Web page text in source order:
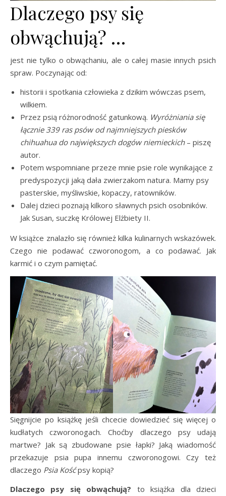
Dlaczego psy się
obwąchują? …
jest nie tylko o obwąchaniu, ale o całej masie innych psich
spraw. Poczynając od:
historii i spotkania człowieka z dzikim wówczas psem,
wilkiem.
Przez psią różnorodność gatunkową. Wyróżniania się
łącznie 339 ras psów od najmniejszych piesków
chihuahua do największych dogów niemieckich– piszę
autor.
Potem wspomniane przeze mnie psie role wynikające z
predyspozycji jaką dała zwierzakom natura. Mamy psy
pasterskie, myśliwskie, kopaczy, ratowników.
Dalej dzieci poznają kilkoro sławnych psich osobników.
Jak Susan, suczkę Królowej Elżbiety II.
W książce znalazło się również kilka kulinarnych wskazówek.
Czego nie podawać czworonogom, a co podawać. Jak
karmić i o czym pamiętać.
Sięgnijcie po książkę jeśli chcecie dowiedzieć się więcej o
kudłatych czworonogach. Choćby dlaczego psy udają
martwe? Jak są zbudowane psie łapki? Jaką wiadomość
przekazuje psia pupa innemu czworonogowi. Czy też
dlaczego Psia Kośćpsy kopią?
Dlaczego psy się obwąchują? to książka dla dzieci